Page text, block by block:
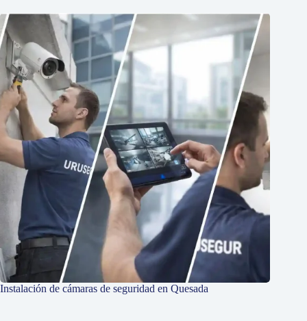
Instalación de cámaras de seguridad en Quesada